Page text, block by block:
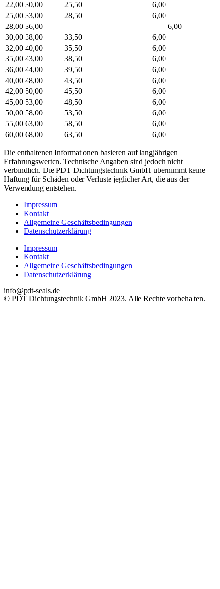
22,00 30,00 25,50
6,00
25,00 33,00 28,50
6,00
28,00 36,00
6,00
30,00 38,00 33,50
6,00
32,00 40,00 35,50
6,00
35,00 43,00 38,50
6,00
36,00 44,00 39,50
6,00
40,00 48,00 43,50
6,00
42,00 50,00 45,50
6,00
45,00 53,00 48,50
6,00
50,00 58,00 53,50
6,00
55,00 63,00 58,50
6,00
60,00 68,00 63,50 6,00
Die enthaltenen Informationen basieren auf langjährigen
Erfahrungswerten. Technische Angaben sind jedoch nicht
verbindlich. Die PDT Dichtungstechnik GmbH übernimmt keine
Haftung für Schäden oder Verluste jeglicher Art, die aus der
Verwendung entstehen.
Impressum
Kontakt
Allgemeine Geschäftsbedingungen
Datenschutzerklärung
Impressum
Kontakt
Allgemeine Geschäftsbedingungen
Datenschutzerklärung
info@pdt-seals.de
© PDT Dichtungstechnik GmbH 2023. Alle Rechte vorbehalten.